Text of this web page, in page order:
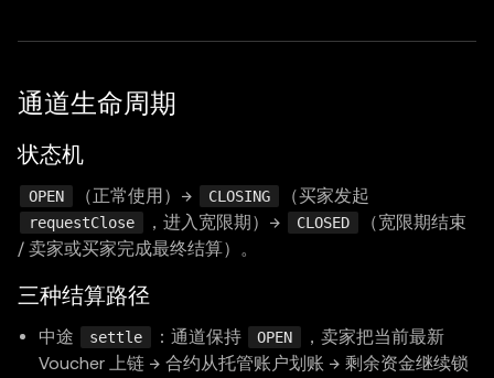
通道生命周期
状态机
OPEN （正常使用）→ CLOSING （买家发起
requestClose ，进入宽限期）→ CLOSED
（宽限期结束
/ 卖家或买家完成最终结算）。
三种结算路径
中途 settle ：通道保持 OPEN
，卖家把当前最新
Voucher 上链 → 合约从托管账户划账 → 剩余资金继续锁